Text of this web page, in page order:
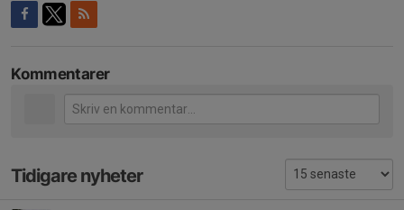
Kommentarer
Tidigare nyheter